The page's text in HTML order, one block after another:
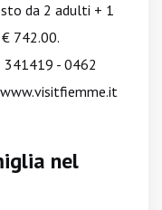
da 2 adulti + 1
742.00.
341419 - 0462
www.visitfiemme.it
nel